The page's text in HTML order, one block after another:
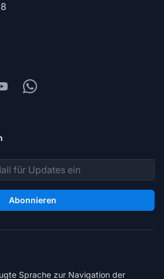
Whatsapp
Abonnieren
Sprache zur Navigation der